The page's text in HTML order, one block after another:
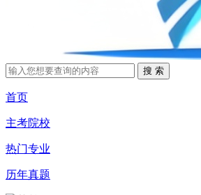
首页
主考院校
热门专业
历年真题